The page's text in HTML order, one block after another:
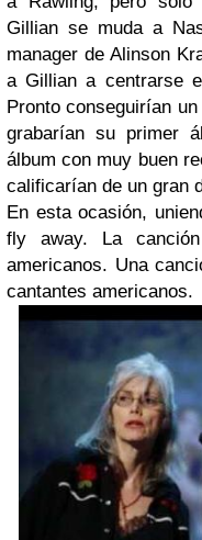
Gillian se muda a
manager de Alinson
a Gillian a centrarse
Pronto conseguirían
grabarían su primer
álbum con muy buen
calificarían de un gran
En esta ocasión,
fly away. La
americanos. Una
cantantes americanos.